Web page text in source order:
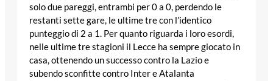
solo due pareggi, entrambi per 0 a 0, perdendo le
restanti sette gare, le ultime tre con l’identico
punteggio di 2 a 1. Per quanto riguarda i loro esordi,
nelle ultime tre stagioni il Lecce ha sempre giocato in
casa, ottenendo un successo contro la Lazio e
subendo sconfitte contro Inter e Atalanta